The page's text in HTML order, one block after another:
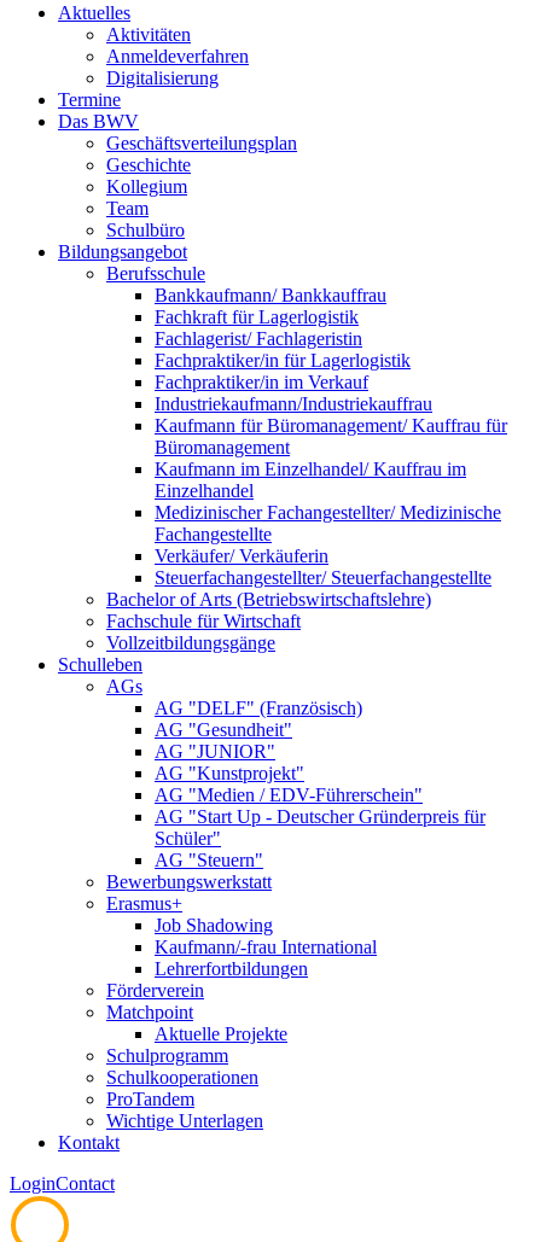
Aktuelles
Aktivitäten
Anmeldeverfahren
Digitalisierung
Termine
Das BWV
Geschäftsverteilungsplan
Geschichte
Kollegium
Team
Schulbüro
Bildungsangebot
Berufsschule
Bankkaufmann/ Bankkauffrau
Fachkraft für Lagerlogistik
Fachlagerist/ Fachlageristin
Fachpraktiker/in für Lagerlogistik
Fachpraktiker/in im Verkauf
Industriekaufmann/Industriekauffrau
Kaufmann für Büromanagement/ Kauffrau für
Büromanagement
Kaufmann im Einzelhandel/ Kauffrau im
Einzelhandel
Medizinischer Fachangestellter/ Medizinische
Fachangestellte
Verkäufer/ Verkäuferin
Steuerfachangestellter/ Steuerfachangestellte
Bachelor of Arts (Betriebswirtschaftslehre)
Fachschule für Wirtschaft
Vollzeitbildungsgänge
Schulleben
AGs
AG "DELF" (Französisch)
AG "Gesundheit"
AG "JUNIOR"
AG "Kunstprojekt"
AG "Medien / EDV-Führerschein"
AG "Start Up - Deutscher Gründerpreis für
Schüler"
AG "Steuern"
Bewerbungswerkstatt
Erasmus+
Job Shadowing
Kaufmann/-frau International
Lehrerfortbildungen
Förderverein
Matchpoint
Aktuelle Projekte
Schulprogramm
Schulkooperationen
ProTandem
Wichtige Unterlagen
Kontakt
LoginContact